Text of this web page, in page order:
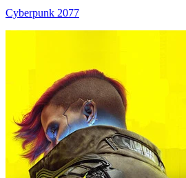
Cyberpunk 2077